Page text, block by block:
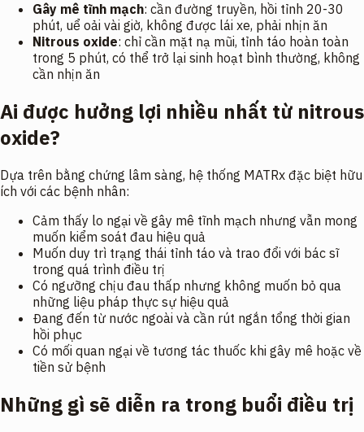
Gây mê tĩnh mạch: cần đường truyền, hồi tỉnh 20-30
phút, uể oải vài giờ, không được lái xe, phải nhịn ăn
Nitrous oxide: chỉ cần mặt nạ mũi, tỉnh táo hoàn toàn
trong 5 phút, có thể trở lại sinh hoạt bình thường, không
cần nhịn ăn
Ai được hưởng lợi nhiều nhất từ nitrous
oxide?
Dựa trên bằng chứng lâm sàng, hệ thống MATRx đặc biệt hữu
ích với các bệnh nhân:
Cảm thấy lo ngại về gây mê tĩnh mạch nhưng vẫn mong
muốn kiểm soát đau hiệu quả
Muốn duy trì trạng thái tỉnh táo và trao đổi với bác sĩ
trong quá trình điều trị
Có ngưỡng chịu đau thấp nhưng không muốn bỏ qua
những liệu pháp thực sự hiệu quả
Đang đến từ nước ngoài và cần rút ngắn tổng thời gian
hồi phục
Có mối quan ngại về tương tác thuốc khi gây mê hoặc về
tiền sử bệnh
Những gì sẽ diễn ra trong buổi điều trị